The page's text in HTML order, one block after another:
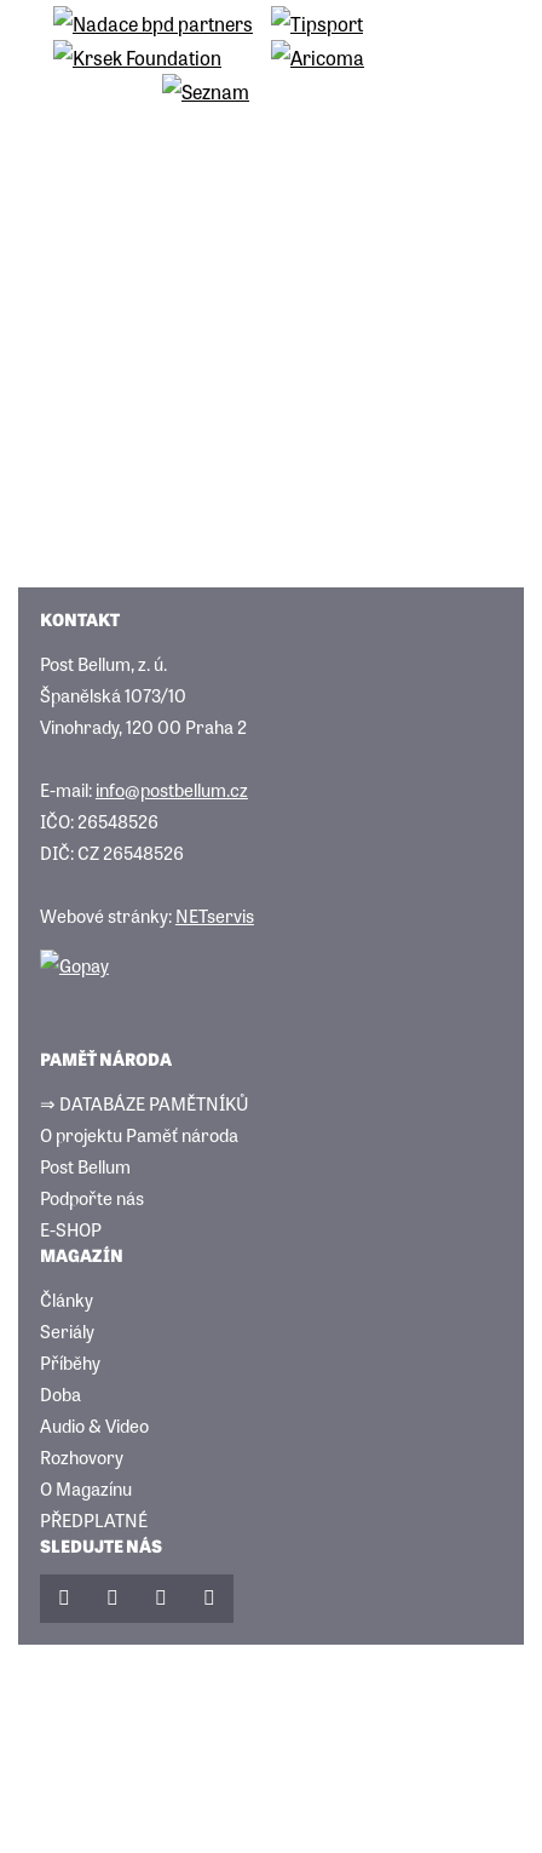
KONTAKT
Post Bellum, z. ú.
Španělská 1073/10
Vinohrady, 120 00 Praha 2
E-mail:info@postbellum.cz
IČO: 26548526
DIČ: CZ 26548526
Webové stránky:NETservis
PAMĚŤ NÁRODA
⇒ DATABÁZE PAMĚTNÍKŮ
O projektu Paměť národa
Post Bellum
Podpořte nás
E-SHOP
MAGAZÍN
Články
Seriály
Příběhy
Doba
Audio & Video
Rozhovory
O Magazínu
PŘEDPLATNÉ
SLEDUJTE NÁS